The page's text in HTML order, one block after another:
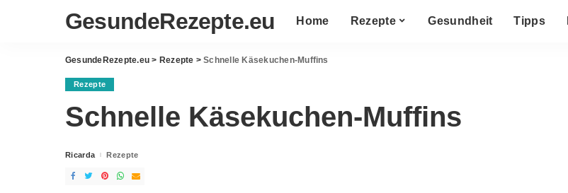
GesundeRezepte.eu Home Rezepte Gesundheit Tipps
GesundeRezepte.eu > Rezepte >Schnelle Käsekuchen-Muffins
Rezepte
Schnelle Käsekuchen-Muffins
Posted
Ricarda Rezepte